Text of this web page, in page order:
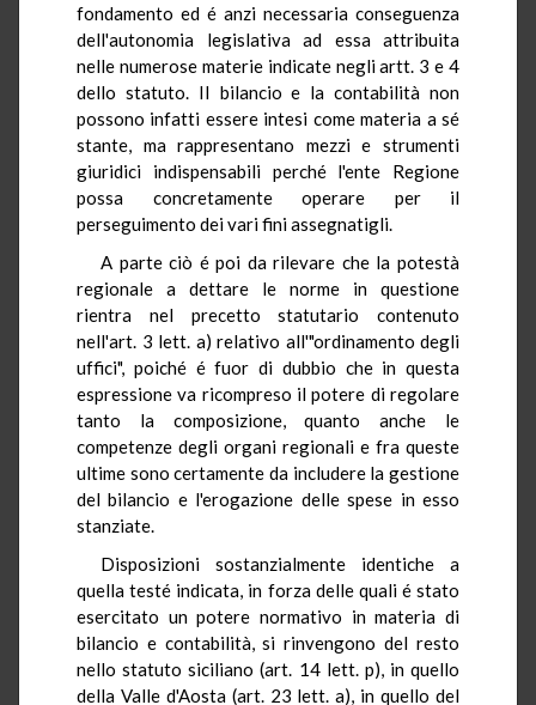
fondamento ed é anzi necessaria conseguenza
dell'autonomia legislativa ad essa attribuita
nelle numerose materie indicate negli artt. 3 e 4
dello statuto. II bilancio e la contabilità non
possono infatti essere intesi come materia a sé
stante, ma rappresentano mezzi e strumenti
giuridici indispensabili perché l'ente Regione
possa concretamente operare per il
perseguimento dei vari fini assegnatigli.
A parte ciò é poi da rilevare che la potestà
regionale a dettare le norme in questione
rientra nel precetto statutario contenuto
nell'art. 3 lett. a) relativo all'"ordinamento degli
uffici", poiché é fuor di dubbio che in questa
espressione va ricompreso il potere di regolare
tanto la composizione, quanto anche le
competenze degli organi regionali e fra queste
ultime sono certamente da includere la gestione
del bilancio e l'erogazione delle spese in esso
stanziate.
Disposizioni sostanzialmente identiche a
quella testé indicata, in forza delle quali é stato
esercitato un potere normativo in materia di
bilancio e contabilità, si rinvengono del resto
nello statuto siciliano (art. 14 lett. p), in quello
della Valle d'Aosta (art. 23 lett. a), in quello del